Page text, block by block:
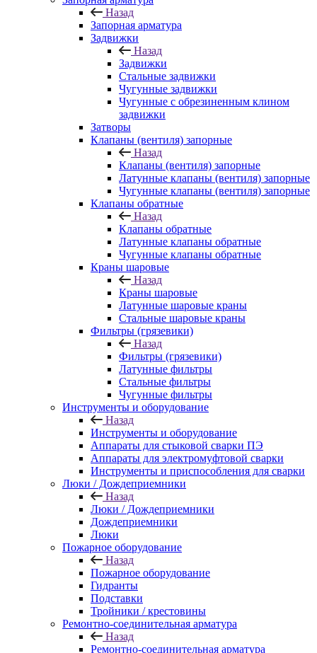
Назад
Запорная арматура
Задвижки
Назад
Задвижки
Стальные задвижки
Чугунные задвижки
Чугунные с обрезиненным клином
задвижки
Затворы
Клапаны (вентиля) запорные
Назад
Клапаны (вентиля) запорные
Латунные клапаны (вентиля) запорные
Чугунные клапаны (вентиля) запорные
Клапаны обратные
Назад
Клапаны обратные
Латунные клапаны обратные
Чугунные клапаны обратные
Краны шаровые
Назад
Краны шаровые
Латунные шаровые краны
Стальные шаровые краны
Фильтры (грязевики)
Назад
Фильтры (грязевики)
Латунные фильтры
Стальные фильтры
Чугунные фильтры
Инструменты и оборудование
Назад
Инструменты и оборудование
Аппараты для стыковой сварки ПЭ
Аппараты для электромуфтовой сварки
Инструменты и приспособления для сварки
Люки / Дождеприемники
Назад
Люки / Дождеприемники
Дождеприемники
Люки
Пожарное оборудование
Назад
Пожарное оборудование
Гидранты
Подставки
Тройники / крестовины
Ремонтно-соединительная арматура
Назад
Ремонтно-соединительная арматура